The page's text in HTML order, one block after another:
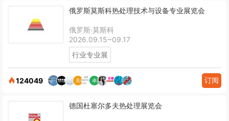
俄罗斯莫斯科热处理技术与设备专业展览会
俄罗斯·莫斯科
2026.09.15~09.17
行业专业展
124049 订阅
德国杜塞尔多夫热处理展览会